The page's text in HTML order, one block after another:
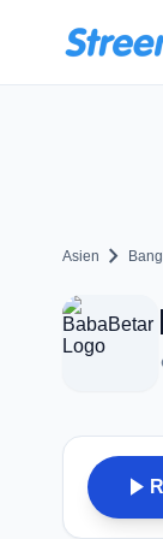
Asien chevron_right
play_arrow